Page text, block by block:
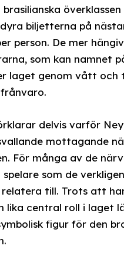
biljetterna på
person. De mer
som kan namnet
laget genom vått och
delvis varför
mottagande
För många av de
som de
relatera till. Trots att
lika central roll i laget
figur för den